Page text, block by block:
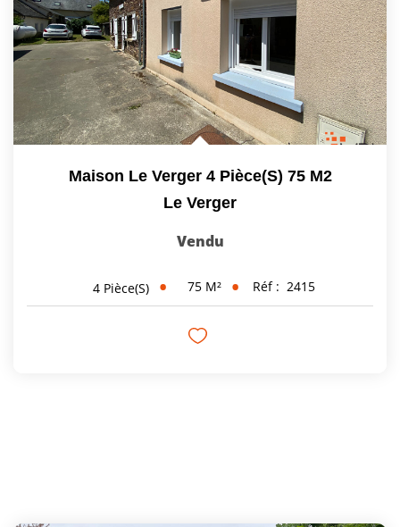
Maison Le Verger 4 Pièce(s) 75 M2
Le Verger
Vendu
4 Pièce(s) 75 M² Réf : 2415